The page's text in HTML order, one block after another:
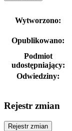
Wytworzono:
Opublikowano:
Podmiot
udostępniający:
Odwiedziny:
Rejestr zmian
Rejestr zmian